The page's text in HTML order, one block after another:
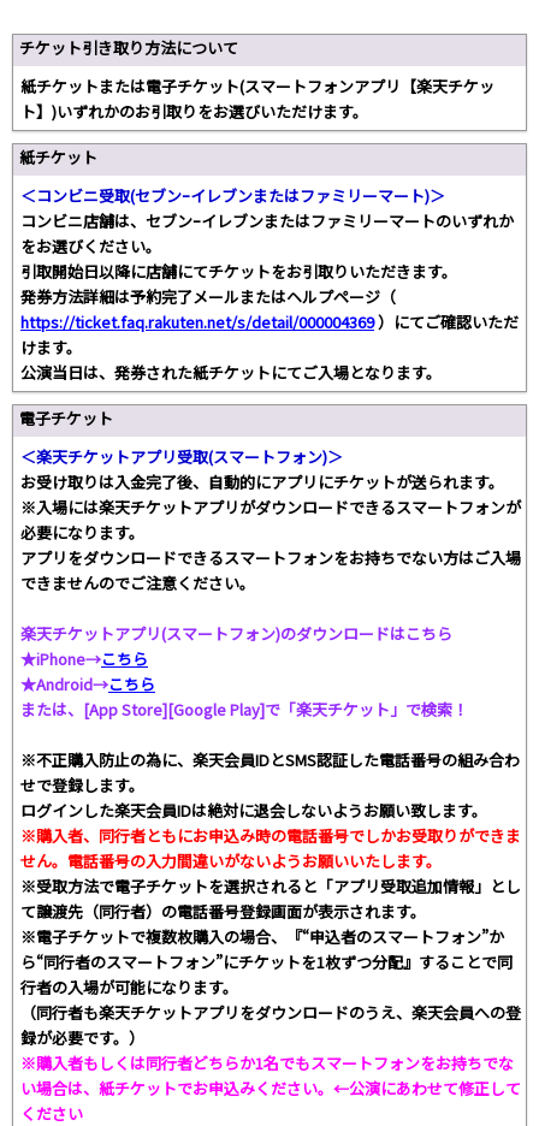
チケット引き取り方法について
紙チケットまたは電子チケット(スマートフォンアプリ【楽天チケッ
ト】)いずれかのお引取りをお選びいただけます。
紙チケット
＜コンビニ受取(セブンｰイレブンまたはファミリーマート)＞
コンビニ店舗は、セブンｰイレブンまたはファミリーマートのいずれか
をお選びください。
引取開始日以降に店舗にてチケットをお引取りいただきます。
発券方法詳細は予約完了メールまたはヘルプページ（
https://ticket.faq.rakuten.net/s/detail/000004369）にてご確認いただ
けます。
公演当日は、発券された紙チケットにてご入場となります。
電子チケット
＜楽天チケットアプリ受取(スマートフォン)＞
お受け取りは入金完了後、自動的にアプリにチケットが送られます。
※入場には楽天チケットアプリがダウンロードできるスマートフォンが
必要になります。
アプリをダウンロードできるスマートフォンをお持ちでない方はご入場
できませんのでご注意ください。
楽天チケットアプリ(スマートフォン)のダウンロードはこちら
★iPhone→こちら
★Android→こちら
または、[App Store][Google Play]で「楽天チケット」で検索！
※不正購入防止の為に、楽天会員IDとSMS認証した電話番号の組み合わ
せで登録します。
ログインした楽天会員IDは絶対に退会しないようお願い致します。
※購入者、同行者ともにお申込み時の電話番号でしかお受取りができま
せん。電話番号の入力間違いがないようお願いいたします。
※受取方法で電子チケットを選択されると「アプリ受取追加情報」とし
て譲渡先（同行者）の電話番号登録画面が表示されます。
※電子チケットで複数枚購入の場合、『“申込者のスマートフォン”か
ら“同行者のスマートフォン”にチケットを1枚ずつ分配』することで同
行者の入場が可能になります。
（同行者も楽天チケットアプリをダウンロードのうえ、楽天会員への登
録が必要です。）
※購入者もしくは同行者どちらか1名でもスマートフォンをお持ちでな
い場合は、紙チケットでお申込みください。←公演にあわせて修正して
ください